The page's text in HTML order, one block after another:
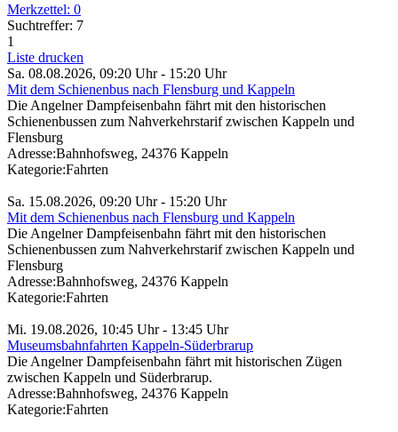
Merkzettel: 0
Suchtreffer: 7
1
Liste drucken
Sa. 08.08.2026, 09:20 Uhr - 15:20 Uhr
Mit dem Schienenbus nach Flensburg und Kappeln
Die Angelner Dampfeisenbahn fährt mit den historischen
Schienenbussen zum Nahverkehrstarif zwischen Kappeln und
Flensburg
Adresse:Bahnhofsweg, 24376 Kappeln
Kategorie:Fahrten
Sa. 15.08.2026, 09:20 Uhr - 15:20 Uhr
Mit dem Schienenbus nach Flensburg und Kappeln
Die Angelner Dampfeisenbahn fährt mit den historischen
Schienenbussen zum Nahverkehrstarif zwischen Kappeln und
Flensburg
Adresse:Bahnhofsweg, 24376 Kappeln
Kategorie:Fahrten
Mi. 19.08.2026, 10:45 Uhr - 13:45 Uhr
Museumsbahnfahrten Kappeln-Süderbrarup
Die Angelner Dampfeisenbahn fährt mit historischen Zügen
zwischen Kappeln und Süderbrarup.
Adresse:Bahnhofsweg, 24376 Kappeln
Kategorie:Fahrten